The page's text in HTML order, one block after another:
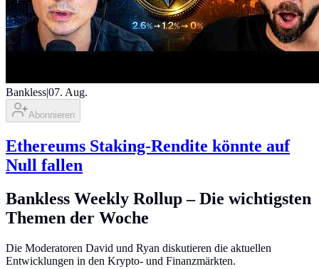
Bankless|07. Aug.
Abonnieren
Ethereums Staking-Rendite könnte auf
Null fallen
Bankless Weekly Rollup – Die wichtigsten
Themen der Woche
Die Moderatoren David und Ryan diskutieren die aktuellen
Entwicklungen in den Krypto- und Finanzmärkten.